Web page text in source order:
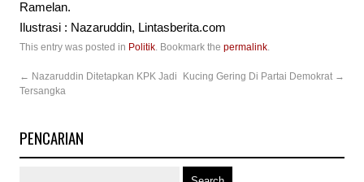
Ramelan.
Ilustrasi : Nazaruddin, Lintasberita.com
This entry was posted in Politik. Bookmark the permalink.
← Nazaruddin Ditetapkan KPK Jadi
Tersangka
Kucing Gering Di Partai Demokrat →
PENCARIAN